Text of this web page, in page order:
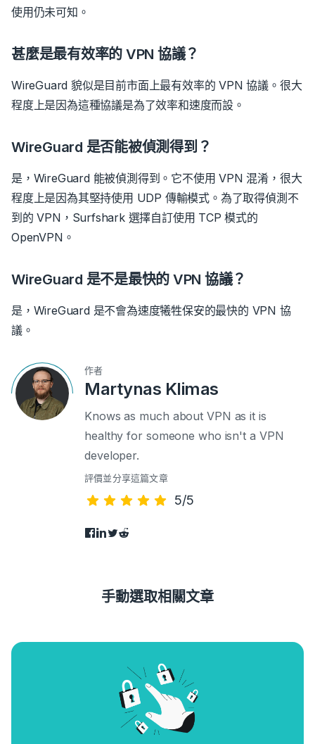
使用仍未可知。
甚麼是最有效率的 VPN 協議？
WireGuard 貌似是目前市面上最有效率的 VPN 協議。很大
程度上是因為這種協議是為了效率和速度而設。
WireGuard 是否能被偵測得到？
是，WireGuard 能被偵測得到。它不使用 VPN 混淆，很大
程度上是因為其堅持使用 UDP 傳輸模式。為了取得偵測不
到的 VPN，Surfshark 選擇自訂使用 TCP 模式的
OpenVPN。
WireGuard 是不是最快的 VPN 協議？
是，WireGuard 是不會為速度犧牲保安的最快的 VPN 協
議。
作者
Martynas Klimas
Knows as much about VPN as it is
healthy for someone who isn't a VPN
developer.
評價並分享這篇文章
5/5
手動選取相關文章